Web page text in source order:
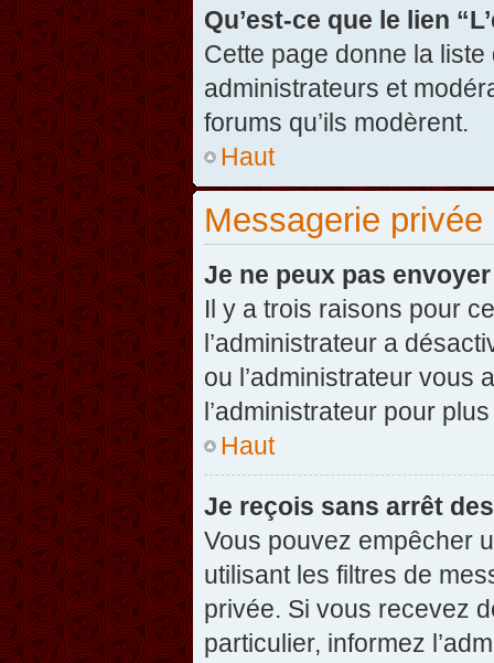
Qu’est-ce que le lien
Cette page donne la
administrateurs et
forums qu’ils modèrent.
Haut
Messagerie privée
Je ne peux pas
Il y a trois raisons pour
l’administrateur a
ou l’administrateur vous
l’administrateur pour
Haut
Je reçois sans arrêt
Vous pouvez empêcher
utilisant les filtres de
privée. Si vous recevez
particulier, informez